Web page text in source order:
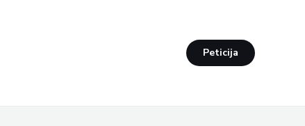
Peticija